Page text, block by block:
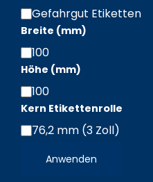
Etiketten
Typ
Gefahrgut Etiketten
Breite (mm)
Breite
(mm)
100
Höhe (mm)
Höhe
(mm)
100
Kern Etikettenrolle
Kern
Etikettenrolle
76,2 mm (3 Zoll)
Anwenden